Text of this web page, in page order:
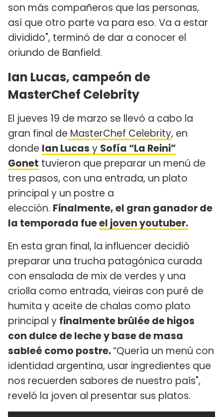
son más compañeros que las personas,
así que otro parte va para eso. Va a estar
dividido", terminó de dar a conocer el
oriundo de Banfield.
Ian Lucas, campeón de
MasterChef Celebrity
El jueves 19 de marzo se llevó a cabo la
gran final de MasterChef Celebrity, en
donde Ian Lucas y Sofía “La Reini”
Gonet tuvieron que preparar un menú de
tres pasos, con una entrada, un plato
principal y un postre a
elección. Finalmente, el gran ganador de
la temporada fueel joven youtuber.
En esta gran final, la influencer decidió
preparar una trucha patagónica curada
con ensalada de mix de verdes y una
criolla como entrada, vieiras con puré de
humita y aceite de chalas como plato
principal y finalmente brûlée de higos
con dulce de leche y base de masa
sableé como postre.“Quería un menú con
identidad argentina, usar ingredientes que
nos recuerden sabores de nuestro país",
reveló la joven al presentar sus platos.